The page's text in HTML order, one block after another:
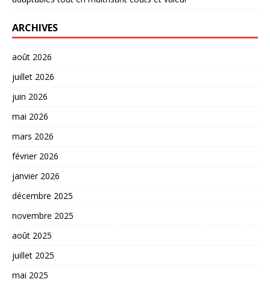
ARCHIVES
août 2026
juillet 2026
juin 2026
mai 2026
mars 2026
février 2026
janvier 2026
décembre 2025
novembre 2025
août 2025
juillet 2025
mai 2025